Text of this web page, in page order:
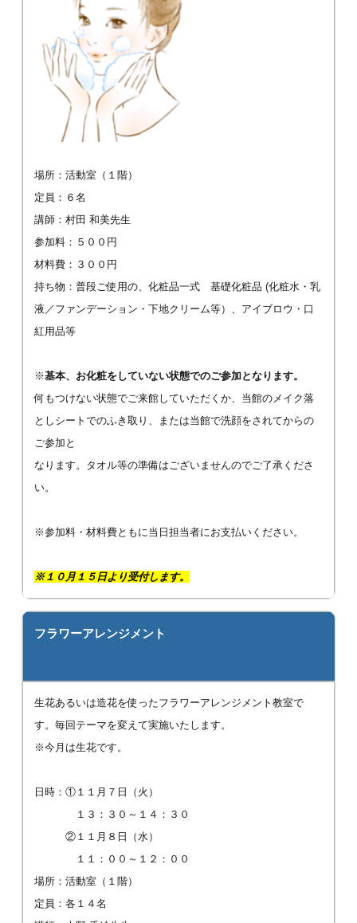
場所：活動室（１階）
定員：６名
講師：村田 和美先生
参加料：５００円
材料費：３００円
持ち物：普段ご使用の、化粧品一式 基礎化粧品 (化粧水・乳
液／ファンデーション・下地クリーム等）、アイブロウ・口
紅用品等
※基本、お化粧をしていない状態でのご参加となります。
何もつけない状態でご来館していただくか、当館のメイク落
としシートでのふき取り、または当館で洗顔をされてからの
ご参加と
なります。タオル等の準備はございませんのでご了承くださ
い。
※参加料・材料費ともに当日担当者にお支払いください。
※１０月１５日より受付します。
フラワーアレンジメント
生花あるいは造花を使ったフラワーアレンジメント教室で
す。毎回テーマを変えて実施いたします。
※今月は生花です。
日時：①１１月７日（火）
１３：３０～１４：３０
②１１月８日（水）
１１：００～１２：００
場所：活動室（１階）
定員：各１４名